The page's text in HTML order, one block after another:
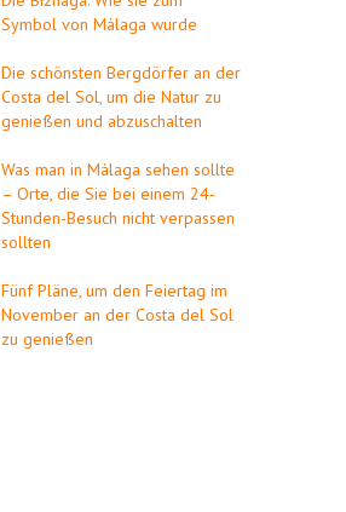
Symbol von Málaga wurde
Die schönsten Bergdörfer an der
Costa del Sol, um die Natur zu
genießen und abzuschalten
Was man in Málaga sehen sollte
– Orte, die Sie bei einem 24-
Stunden-Besuch nicht verpassen
sollten
Fünf Pläne, um den Feiertag im
November an der Costa del Sol
zu genießen